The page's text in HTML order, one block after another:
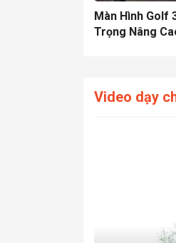
Màn Hình Golf
Trọng Nâng
Video dạy